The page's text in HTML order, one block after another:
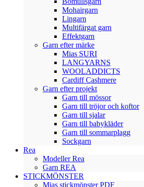
Mohairgarn
Lingarn
Multifärgat garn
Effektgarn
Garn efter märke
Mias SURI
LANGYARNS
WOOLADDICTS
Cardiff Cashmere
Garn efter projekt
Garn till mössor
Garn till tröjor och koftor
Garn till sjalar
Garn till babykläder
Garn till sommarplagg
Sockgarn
Rea
Modeller Rea
Garn REA
STICKMÖNSTER
Mias stickmönster PDF